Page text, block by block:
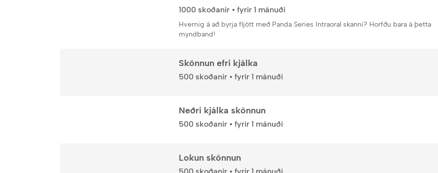
1000 skoðanir • fyrir 1 mánuði
Hvernig á að byrja fljótt með Panda Series Intraoral skanni? Horfðu bara á þetta
myndband!
Skönnun efri kjálka
500 skoðanir • fyrir 1 mánuði
Neðri kjálka skönnun
500 skoðanir • fyrir 1 mánuði
Lokun skönnun
500 skoðanir • fyrir 1 mánuði